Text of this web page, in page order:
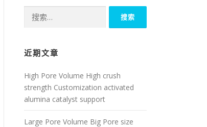
索：
近期文章
High Pore Volume High crush
strength Customization activated
alumina catalyst support
Large Pore Volume Big Pore size